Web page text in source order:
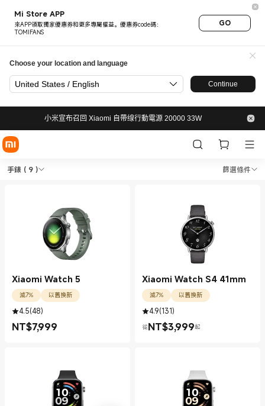
Mi Store APP
來APP領取獨家優惠券和更多專屬權益。優惠券code碼：
TOMIFANS
GO
Choose your location and language
United States / English Continue
小米宣布召回 Xiaomi 自帶缐行動電源 20000 33W
Shop 手錶 手錶 in Xiaomi 小
手錶 ( 9 ) 篩選條件
Shop 手錶 手錶 in Xiaomi 小米官網
Xiaomi Watch 5
減7% 以舊換新
4.5(48)
NT$7,999
現價 NT$7999.00
Xiaomi Watch S4 41mm
減7% 以舊換新
4.9(131)
從NT$3,999
現價 NT$3999.00 起